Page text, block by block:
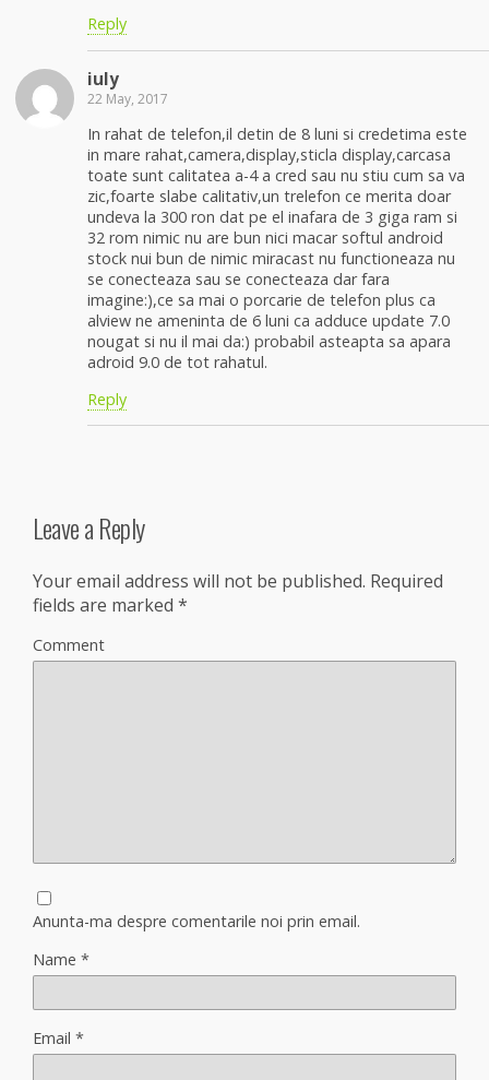
Reply
iuly
22 May, 2017
In rahat de telefon,il detin de 8 luni si credetima este
in mare rahat,camera,display,sticla display,carcasa
toate sunt calitatea a-4 a cred sau nu stiu cum sa va
zic,foarte slabe calitativ,un trelefon ce merita doar
undeva la 300 ron dat pe el inafara de 3 giga ram si
32 rom nimic nu are bun nici macar softul android
stock nui bun de nimic miracast nu functioneaza nu
se conecteaza sau se conecteaza dar fara
imagine:),ce sa mai o porcarie de telefon plus ca
alview ne ameninta de 6 luni ca adduce update 7.0
nougat si nu il mai da:) probabil asteapta sa apara
adroid 9.0 de tot rahatul.
Reply
Leave a Reply
Your email address will not be published. Required
fields are marked *
Comment
Anunta-ma despre comentarile noi prin email.
Name *
Email *